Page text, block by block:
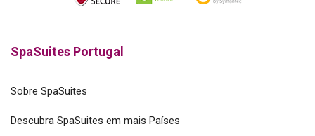
SpaSuites Portugal
Sobre SpaSuites
Descubra SpaSuites em mais Países